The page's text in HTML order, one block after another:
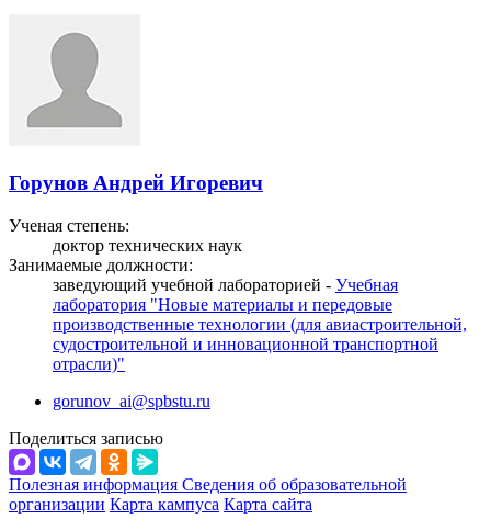
Горунов Андрей Игоревич
Ученая степень:
доктор технических наук
Занимаемые должности:
заведующий учебной лабораторией - Учебная
лаборатория "Новые материалы и передовые
производственные технологии (для авиастроительной,
судостроительной и инновационной транспортной
отрасли)"
gorunov_ai@spbstu.ru
Поделиться записью
Полезная информация Сведения об образовательной
организации Карта кампуса Карта сайта